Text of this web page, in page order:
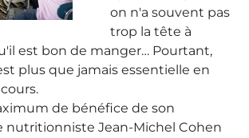
on n'a souvent pas
trop la tête à
est bon de manger… Pourtant,
plus que jamais essentielle en
de bénéfice de son
nutritionniste Jean-Michel Cohen